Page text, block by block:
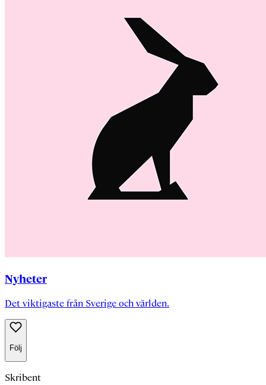
Nyheter
Det viktigaste från Sverige och världen.
Följ
Skribent